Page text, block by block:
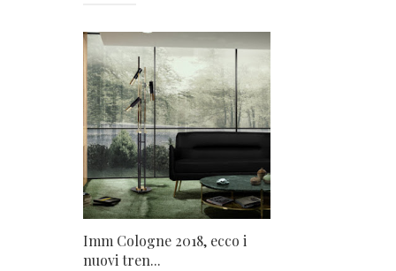
Imm Cologne 2018, ecco i
nuovi tren...